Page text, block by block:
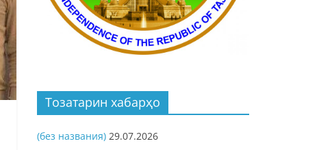
Тозатарин хабарҳо
(без названия) 29.07.2026